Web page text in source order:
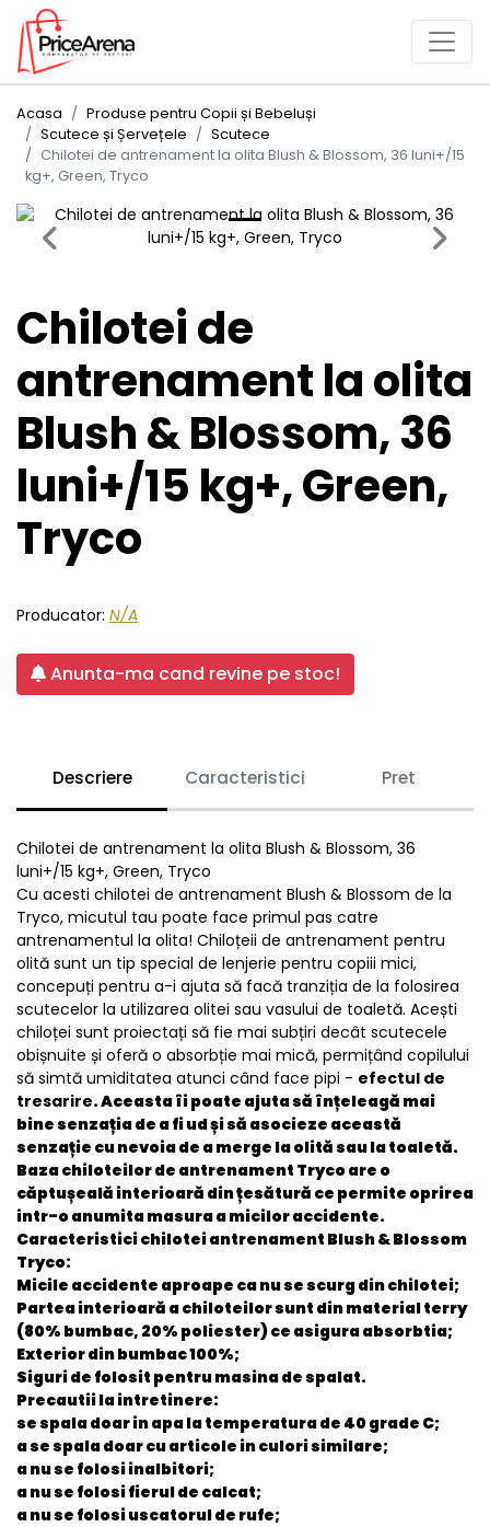
Acasa
Produse pentru Copii și Bebeluși
Scutece și Șervețele
Scutece
Chilotei de antrenament la olita Blush & Blossom, 36 luni+/15
kg+, Green, Tryco
Previous Next
Chilotei de
antrenament la olita
Blush & Blossom, 36
luni+/15 kg+, Green,
Tryco
Producator: N/A
Anunta-ma cand revine pe stoc!
Descriere Caracteristici Pret
Chilotei de antrenament la olita Blush & Blossom, 36
luni+/15 kg+, Green, Tryco
Cu acesti chilotei de antrenament Blush & Blossom de la
Tryco, micutul tau poate face primul pas catre
antrenamentul la olita! Chiloțeii de antrenament pentru
olită sunt un tip special de lenjerie pentru copiii mici,
concepuți pentru a-i ajuta să facă tranziția de la folosirea
scutecelor la utilizarea olitei sau vasului de toaletă. Acești
chiloței sunt proiectați să fie mai subțiri decât scutecele
obișnuite și oferă o absorbție mai mică, permițând copilului
să simtă umiditatea atunci când face pipi - efectul de
tresarire. Aceasta îi poate ajuta să înțeleagă mai
bine senzația de a fi ud și să asocieze această
senzație cu nevoia de a merge la olită sau la toaletă.
Baza chiloteilor de antrenament Tryco are o
căptușeală interioară din țesătură ce permite oprirea
intr-o anumita masura a micilor accidente.
Caracteristici chilotei antrenament Blush & Blossom
Tryco:
Micile accidente aproape ca nu se scurg din chilotei;
Partea interioară a chiloteilor sunt din material terry
(80% bumbac, 20% poliester) ce asigura absorbtia;
Exterior din bumbac 100%;
Siguri de folosit pentru masina de spalat.
Precautii la intretinere:
se spala doar in apa la temperatura de 40 grade C;
a se spala doar cu articole in culori similare;
a nu se folosi inalbitori;
a nu se folosi fierul de calcat;
a nu se folosi uscatorul de rufe;